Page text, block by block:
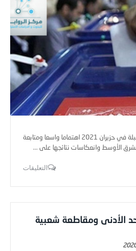
تأخذ الانتخابات الإيرانية المقبلة في حزيران 2021 اهتماما واسعا ومتابعة
الأوسط وانعكاسات نتائجها على ...
التعليقات
الأدنى ومقاطعة شعبية